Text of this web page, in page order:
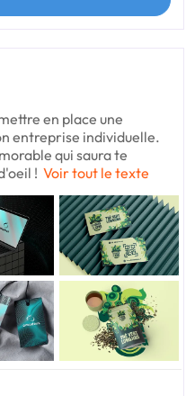
en place une
entreprise individuelle.
qui saura te
! Voir tout le texte